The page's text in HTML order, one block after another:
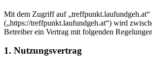
Mit dem Zugriff auf „treffpunkt.laufundgeh.at“
(„https://treffpunkt.laufundgeh.at“) wird
Betreiber ein Vertrag mit folgenden
1. Nutzungsvertrag